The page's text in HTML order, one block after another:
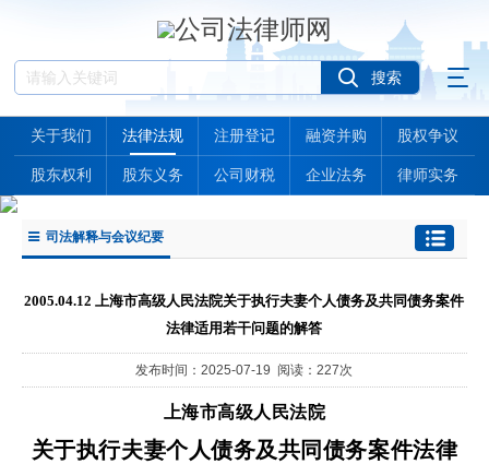
关于我们 法律法规 注册登记 融资并购 股权争议
股东权利 股东义务 公司财税 企业法务 律师实务
司法解释与会议纪要
2005.04.12 上海市高级人民法院关于执行夫妻个人债务及共同债务案件
法律适用若干问题的解答
发布时间：2025-07-19 阅读：227次
上海市高级人民法院
关于执行夫妻个人债务及共同债务案件法律